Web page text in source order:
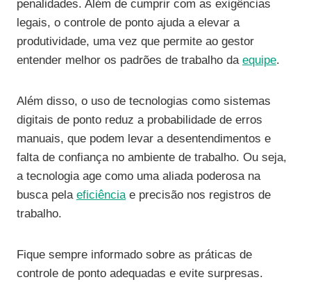
penalidades. Além de cumprir com as exigências
legais, o controle de ponto ajuda a elevar a
produtividade, uma vez que permite ao gestor
entender melhor os padrões de trabalho da equipe.
Além disso, o uso de tecnologias como sistemas
digitais de ponto reduz a probabilidade de erros
manuais, que podem levar a desentendimentos e
falta de confiança no ambiente de trabalho. Ou seja,
a tecnologia age como uma aliada poderosa na
busca pela eficiênciae precisão nos registros de
trabalho.
Fique sempre informado sobre as práticas de
controle de ponto adequadas e evite surpresas.